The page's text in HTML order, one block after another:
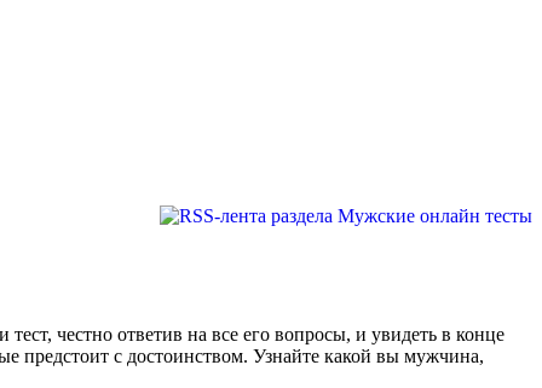
честно ответив на все его вопросы, и увидеть в конце
предстоит с достоинством. Узнайте какой вы мужчина,